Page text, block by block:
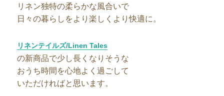
リネン独特の柔らかな風合いで
日々の暮らしをより楽しくより快適に。
リネンテイルズ/Linen Tales
の新商品で少し長くなりそうな
おうち時間を心地よく過ごして
いただければと思います。